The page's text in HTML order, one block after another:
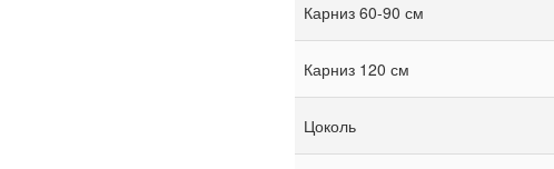
Карниз 60-90 см
Карниз 120 см
Цоколь